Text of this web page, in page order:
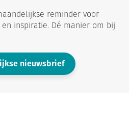
reminder voor
inspiratie. Dé manier om bij
nieuwsbrief